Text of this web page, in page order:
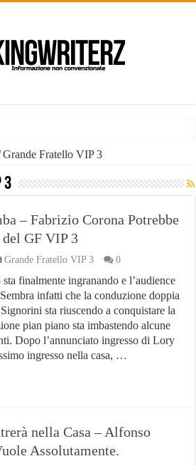
social e perché il suo nome è
Luca Di Carlo, il fenomeno esploso
tradizione trapanese
salienti
anti-ratti di Work Services
il Villaggio Residence De Sio
Italiane – Lista Aggiornata 2024
Grande Fratello VIP 3
3
– Fabrizio Corona Potrebbe
GF VIP 3
Grande Fratello VIP 3 0
finalmente ingranando e l’audience
infatti che la conduzione doppia
sta riuscendo a conquistare la
pian piano sta imbastendo alcune
Dopo l’annunciato ingresso di Lory
ingresso nella casa, …
nella Casa – Alfonso
Assolutamente.